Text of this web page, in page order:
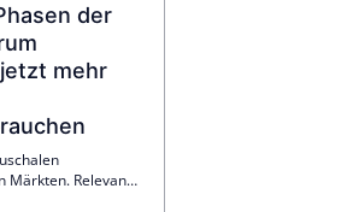
der
mehr
Märkten. Relevanz